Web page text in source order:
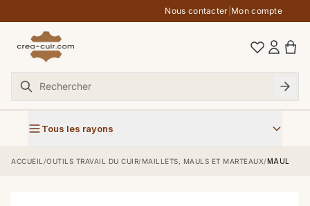
Nous contacter Mon compte
Tous les rayons
ACCUEIL /OUTILS TRAVAIL DU CUIR/ MAILLETS, MAULS ET MARTEAUX/MAUL